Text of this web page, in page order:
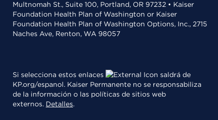
Multnomah St., Suite 100, Portland, OR 97232 • Kaiser
Foundation Health Plan of Washington or Kaiser
Foundation Health Plan of Washington Options, Inc., 2715
Naches Ave, Renton, WA 98057
Si selecciona estos enlaces
saldrá de
KP.org/espanol. Kaiser Permanente no se responsabiliza
de la información o las políticas de sitios web
externos. Detalles.